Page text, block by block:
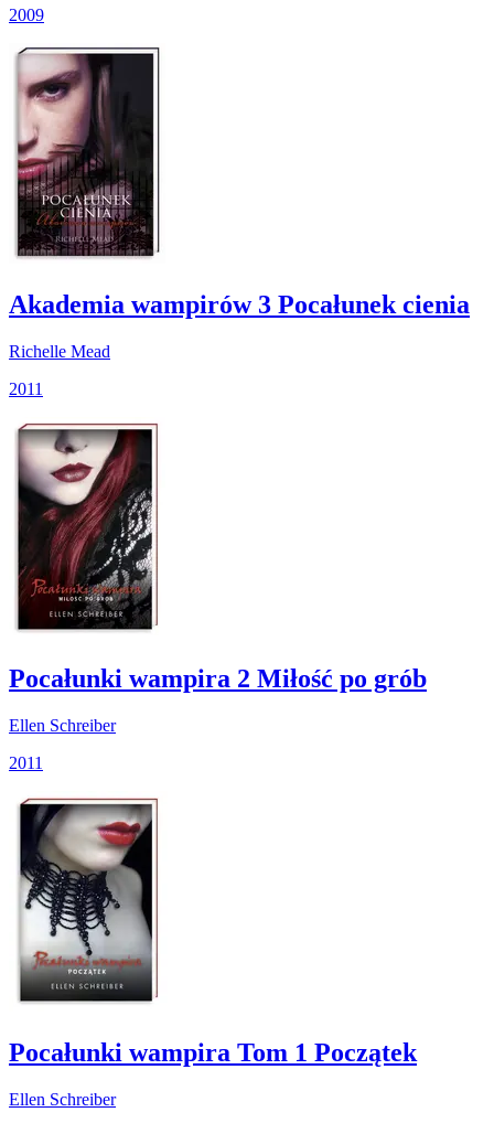
2009
Akademia wampirów 3 Pocałunek cienia
Richelle Mead
2011
Pocałunki wampira 2 Miłość po grób
Ellen Schreiber
2011
Pocałunki wampira Tom 1 Początek
Ellen Schreiber